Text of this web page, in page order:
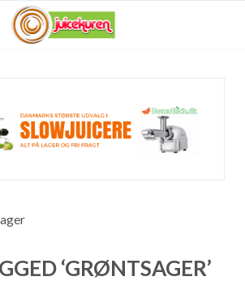
‘GRØNTSAGER’